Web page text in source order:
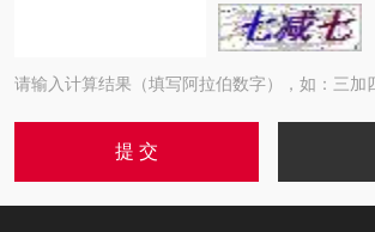
请输入计算结果（填写阿拉伯数字），如：三加